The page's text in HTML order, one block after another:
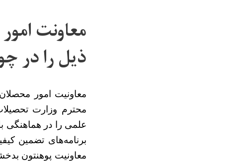
معاونت
ذیل را در
معاونیت امور
محترم وزارت
علمی را در هماهنگی
برنامه‌های تضمین
معاونیت پوهنتون